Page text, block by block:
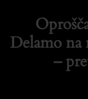
Delamo na
–